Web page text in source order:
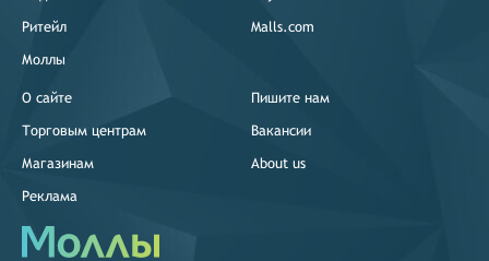
Ритейл
Моллы
Malls.com
О сайте
Торговым центрам
Магазинам
Реклама
Пишите нам
Вакансии
About us